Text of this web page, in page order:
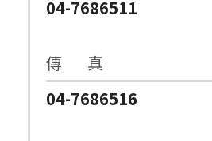
04-7686511
傳 真
04-7686516